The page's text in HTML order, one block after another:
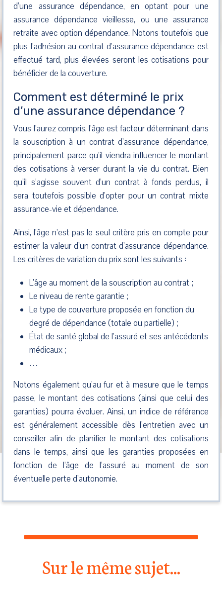
d’une assurance dépendance, en optant pour une
assurance dépendance vieillesse, ou une assurance
retraite avec option dépendance. Notons toutefois que
plus l’adhésion au contrat d’assurance dépendance est
effectué tard, plus élevées seront les cotisations pour
bénéficier de la couverture.
Comment est déterminé le prix
d’une assurance dépendance ?
Vous l’aurez compris, l’âge est facteur déterminant dans
la souscription à un contrat d’assurance dépendance,
principalement parce qu’il viendra influencer le montant
des cotisations à verser durant la vie du contrat. Bien
qu’il s’agisse souvent d’un contrat à fonds perdus, il
sera toutefois possible d’opter pour un contrat mixte
assurance-vie et dépendance.
Ainsi, l’âge n’est pas le seul critère pris en compte pour
estimer la valeur d’un contrat d’assurance dépendance.
Les critères de variation du prix sont les suivants :
L’âge au moment de la souscription au contrat ;
Le niveau de rente garantie ;
Le type de couverture proposée en fonction du
degré de dépendance (totale ou partielle) ;
État de santé global de l’assuré et ses antécédents
médicaux ;
…
Notons également qu’au fur et à mesure que le temps
passe, le montant des cotisations (ainsi que celui des
garanties) pourra évoluer. Ainsi, un indice de référence
est généralement accessible dès l’entretien avec un
conseiller afin de planifier le montant des cotisations
dans le temps, ainsi que les garanties proposées en
fonction de l’âge de l’assuré au moment de son
éventuelle perte d’autonomie.
Sur le même sujet...